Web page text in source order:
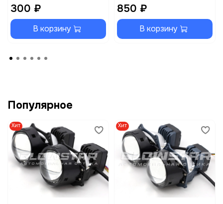
300 ₽
В корзину
850 ₽
В корзину
Популярное
Хит Хит